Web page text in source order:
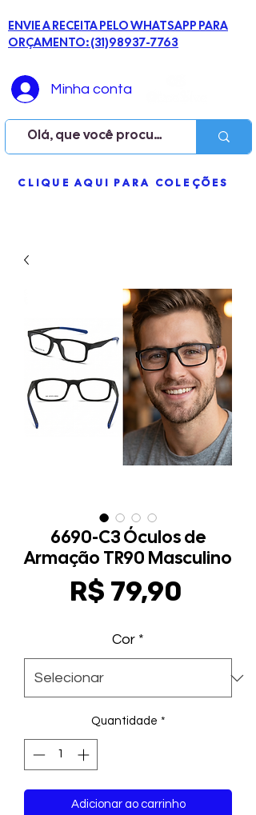
CLIQUE AQUI PARA COLEÇÕES
ME
NU
ENVIE A RECEITA PELO WHATSAPP PARA
ORÇAMENTO: (31)98937-7763
Minha conta
6690-C3 Óculos de
Armação TR90 Masculino
R$ 79,90
Cor *
Quantidade *
Adicionar ao carrinho